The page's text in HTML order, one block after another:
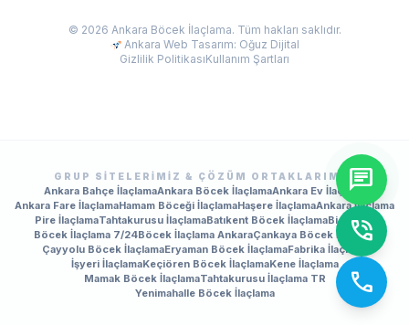
© 2026 Ankara Böcek İlaçlama. Tüm hakları saklıdır.
Ankara Web Tasarım: Oğuz Dijital
Gizlilik PolitikasıKullanım Şartları
chat
phone_in_talk
call
GRUP SITELERIMIZ & ÇÖZÜM ORTAKLARIMIZ
Ankara Bahçe İlaçlamaAnkara Böcek İlaçlamaAnkara Ev İlaçlama
Ankara Fare İlaçlamaHamam Böceği İlaçlamaHaşere İlaçlamaAnkara İlaçlama
Pire İlaçlamaTahtakurusu İlaçlamaBatıkent Böcek İlaçlamaBioPrime
Böcek İlaçlama 7/24Böcek İlaçlama AnkaraÇankaya Böcek İlaçlama
Çayyolu Böcek İlaçlamaEryaman Böcek İlaçlamaFabrika İlaçlama
İşyeri İlaçlamaKeçiören Böcek İlaçlamaKene İlaçlama
Mamak Böcek İlaçlamaTahtakurusu İlaçlama TR
Yenimahalle Böcek İlaçlama